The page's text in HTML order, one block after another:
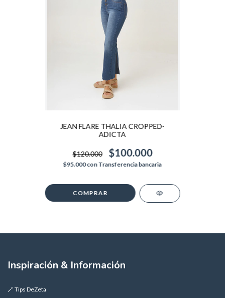
JEAN FLARE THALIA CROPPED-
ADICTA
$120.000 $100.000
$95.000conTransferencia bancaria
COMPRAR
Inspiración & Información
🪄 Tips DeZeta